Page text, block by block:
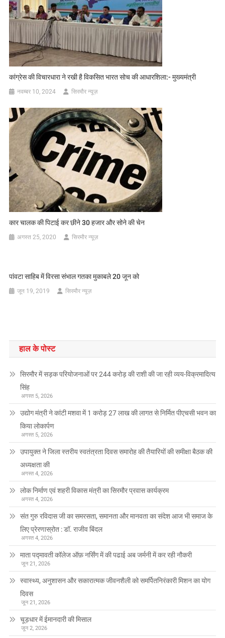
कांग्रेस की विचारधारा ने रखी है विकसित भारत सोच की आधारशिला:- मुख्यमंत्री
नवम्बर 10, 2024 सिरमौर न्यूज़
कार चालक की पिटाई कर छीने 30 हजार और सोने की चेन
अगस्त 25, 2020 सिरमौर न्यूज़
पांवटा साहिब में विरसा संभाल गतका मुकाबले 20 जून को
जून 19, 2019 सिरमौर न्यूज़
हाल के पोस्ट
सिरमौर में सड़क परियोजनाओं पर 244 करोड़ की राशी की जा रही व्यय-विक्रमादित्य
सिंह
अगस्त 5, 2026
उद्योग मंत्री ने कांटी मशवा में 1 करोड़ 27 लाख की लागत से निर्मित पीएचसी भवन का
किया लोकार्पण
अगस्त 5, 2026
उपायुक्त ने जिला स्तरीय स्वतंत्रता दिवस समारोह की तैयारियों की समीक्षा बैठक की
अध्यक्षता की
अगस्त 4, 2026
लोक निर्माण एवं शहरी विकास मंत्री का सिरमौर प्रवास कार्यक्रम
अगस्त 4, 2026
संत गुरु रविदास जी का समरसता, समानता और मानवता का संदेश आज भी समाज के
लिए प्रेरणास्रोत : डॉ. राजीव बिंदल
अगस्त 4, 2026
माता पद्मावती कॉलेज ऑफ़ नर्सिंग में की पढाई अब जर्मनी में कर रही नौकरी
जून 21, 2026
स्वास्थ्य, अनुशासन और सकारात्मक जीवनशैली को समर्पितनिरंकारी मिशन का योग
दिवस
जून 21, 2026
चूड़धार में ईमानदारी की मिसाल
जून 2, 2026